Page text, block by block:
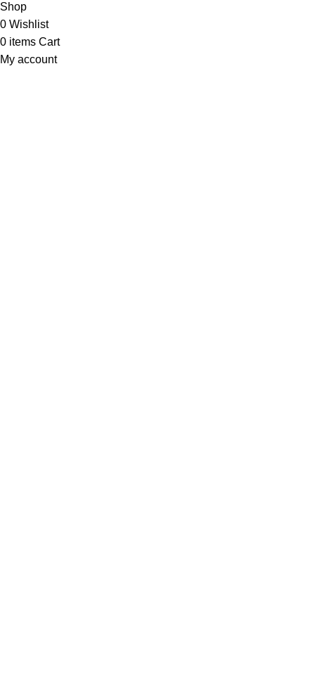
Shop
0 Wishlist
0 items Cart
My account